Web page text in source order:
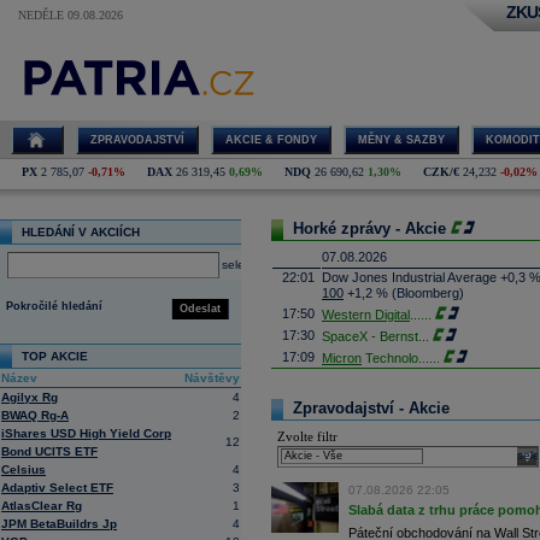
NEDĚLE 09.08.2026
ZPRAVODAJSTVÍ AKCIE & FONDY MĚNY & SAZBY
PX 2 785,07 -0,71% DAX 26 319,45 0,69% NDQ 26 690,62 1,30% CZK/€ 24,232 -0,02%
HLEDÁNÍ V AKCIÍCH
select
Odeslat
Pokročilé hledání
TOP AKCIE
Název
Návštěvy
Agilyx Rg
4
BWAQ Rg-A
2
iShares USD High Yield Corp
Bond UCITS ETF
12
Celsius
4
Adaptiv Select ETF
3
AtlasClear Rg
1
JPM BetaBuildrs Jp
4
Horké zprávy - Akcie
07.08.2026
22:01
Dow Jones Industrial Average +0,3
100 +1,2 % (Bloomberg)
17:50 Western Digital
17:30 SpaceX - Bernst
17:09 Micron Technolo
16:26
Objem obchodů s akciemi na
obchodů za poslední rok je 0,665
16:23 Zvýšení výroby balistických střel
nějakou dobu potrvá. Agentuře
Armin Papperger. Společná výroba
doplnit arzenál Spojeným státům,
(ČTK)
16:07 Conocophillips
Zpravodajství - Akcie
Zvolte filtr
07.08.2026 22:05
Slabá data z trhu práce
Páteční obchodování na Wall